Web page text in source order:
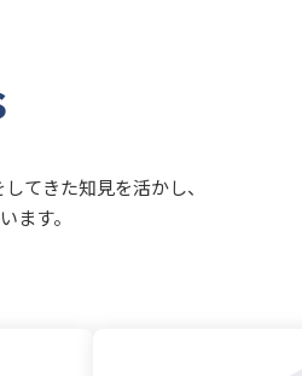
てきた知見を活かし、
ます。